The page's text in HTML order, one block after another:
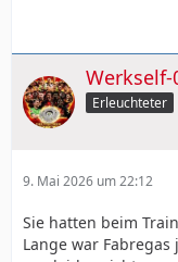
Werkself-
Erleuchteter
9. Mai 2026 um 22:12
Sie hatten beim
Lange war